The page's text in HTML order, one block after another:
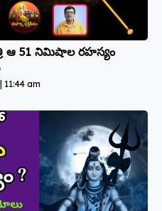
ఆ 51 నిమిషాల రహస్యం
11:44 am